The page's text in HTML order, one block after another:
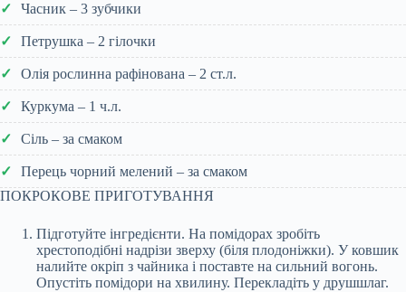
Часник – 3 зубчики
Петрушка – 2 гілочки
Олія рослинна рафінована – 2 ст.л.
Куркума – 1 ч.л.
Сіль – за смаком
Перець чорний мелений – за смаком
ПОКРОКОВЕ ПРИГОТУВАННЯ
Підготуйте інгредієнти. На помідорах зробіть
хрестоподібні надрізи зверху (біля плодоніжки). У ковшик
налийте окріп з чайника і поставте на сильний вогонь.
Опустіть помідори на хвилину. Перекладіть у друшшлаг.